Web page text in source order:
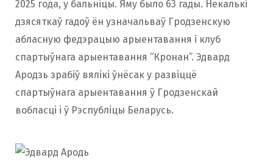
2025 года, у бальніцы. Яму было 63 гады. Некалькі
дзясяткаў гадоў ён узначальваў Гродзенскую
абласную федэрацыю арыентавання і клуб
спартыўнага арыентавання “Кронан”. Эдвард
Ародзь зрабіў вялікі ўнёсак у развіццё
спартыўнага арыентавання ў Гродзенскай
вобласці і ў Рэспубліцы Беларусь.